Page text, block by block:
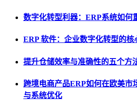
数字化转型利器：ERP系统如何
ERP 软件：企业数字化转型的核
提升仓储效率与准确性的五个方
跨境电商产品ERP如何在欧美市
与系统优化